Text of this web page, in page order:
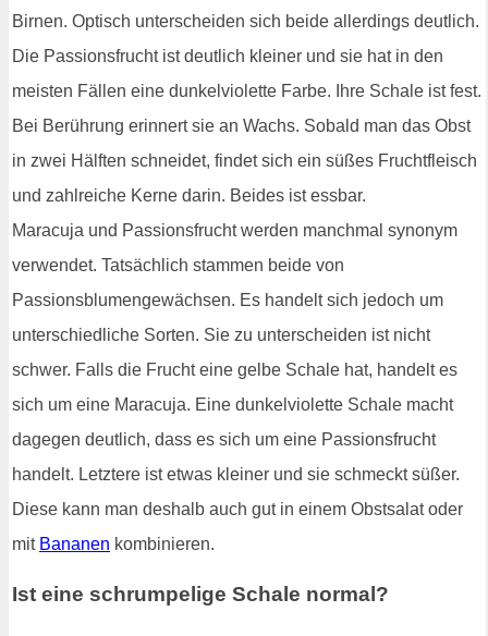
Birnen. Optisch unterscheiden sich beide allerdings deutlich.
Die Passionsfrucht ist deutlich kleiner und sie hat in den
meisten Fällen eine dunkelviolette Farbe. Ihre Schale ist fest.
Bei Berührung erinnert sie an Wachs. Sobald man das Obst
in zwei Hälften schneidet, findet sich ein süßes Fruchtfleisch
und zahlreiche Kerne darin. Beides ist essbar.
Maracuja und Passionsfrucht werden manchmal synonym
verwendet. Tatsächlich stammen beide von
Passionsblumengewächsen. Es handelt sich jedoch um
unterschiedliche Sorten. Sie zu unterscheiden ist nicht
schwer. Falls die Frucht eine gelbe Schale hat, handelt es
sich um eine Maracuja. Eine dunkelviolette Schale macht
dagegen deutlich, dass es sich um eine Passionsfrucht
handelt. Letztere ist etwas kleiner und sie schmeckt süßer.
Diese kann man deshalb auch gut in einem Obstsalat oder
mit Bananen kombinieren.
Ist eine schrumpelige Schale normal?